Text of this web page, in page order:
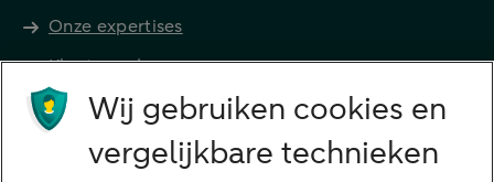
Onze expertises
Klant worden
ProductenWij gebruiken cookies en
vergelijkbare technieken